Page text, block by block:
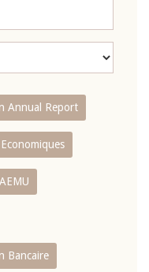
Annual Report
Bancaire